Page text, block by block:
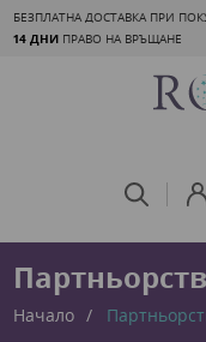
БЕЗПЛАТНА ДОСТАВКА ПРИ
14 ДНИ ПРАВО НА ВРЪЩАНЕ
Начало